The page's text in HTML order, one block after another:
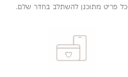
כל פריט מתוכנן להשתלב בחדר שלם.